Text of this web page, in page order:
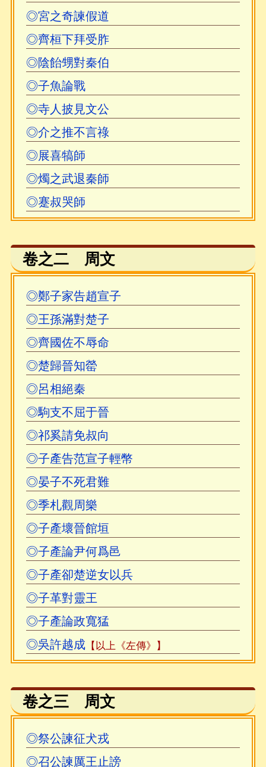
建國後至今，市面版本不下數十，主要版
本有二：一爲中華書局西元1959年繁體堅排
本，此本由文學古籍刊行社於西元1956年排印
出版，後轉由中華書局于西元1959年本重版，
「據映雪堂本斷句，并校正了個別顯著的錯
字」。一爲西元1987年之安平秋點校本，安氏
在西元1959年本之基礎上，用映雪堂本覆核，
且用文富堂本、懷涇堂本、鴻文堂本參校，還
用相關史書、別集做了校勘，改正了原文明顯
的錯誤三百餘處，而且補錄了二吳之《序》与
吳乘權所撰的《例言》。此安氏點校本，實爲
《古文觀止》建国前之版本皆有二吳原
注，建國後除上列二中華本外，多無原注。安
氏點校本《前言》雖謂：「其評注亦有一些謬
誤。」然又謂：「其注釋簡明扼要，準確有
當，即今之古文注本亦多不及。其評語，多有
見地，於史事、人物的評論常常既具識見而又
妥貼，於文章筆法的評析大多得其真髓，發人
於未省。」可見原注之重要。其實原書之精華
大半在原注，既可助今人理解原文，且其於文
章筆法之評析頗爲詳細，多爲今之注者所忽
略。
網上文本，多缺《序》、《例言》及二吳
原注，今幸得黄金兄相助錄入校對至《展喜犒
師》；自《燭之武退秦師》起，至《賈誼論》
止，取自“Neo Du”之個人網站。二人整理之文
本，皆带原注，得之不勝欣喜，故略爲整理上
傳，以飨同好，特此致謝！自《鼂錯論》起，
乃東里山人校對，又錄安平秋《點校說明》
（中華書局西元1987年版），以作學習之用。
按安氏謂《報任少卿書》，与《漢書》、
《昭明文選》相校，異文多逹一百二處。而點
校本僅出校九處，改動一處。其中有「亦欲以
究天地之際」一句，僅出校曰：「『地』，
「人」義長爲是，今據之而改。
◎宮之奇諫假道
◎齊桓下拜受胙
◎陰飴甥對秦伯
◎子魚論戰
◎寺人披見文公
◎介之推不言祿
◎展喜犒師
◎燭之武退秦師
◎蹇叔哭師
卷之二 周文
◎鄭子家告趙宣子
◎王孫滿對楚子
◎齊國佐不辱命
◎楚歸晉知罃
◎呂相絕秦
◎駒支不屈于晉
◎祁奚請免叔向
◎子產告范宣子輕幣
◎晏子不死君難
◎季札觀周樂
◎子產壞晉館垣
◎子產論尹何爲邑
◎子產卻楚逆女以兵
◎子革對靈王
◎子產論政寬猛
◎吳許越成【以上《左傳》】
卷之三 周文
◎祭公諫征犬戎
◎召公諫厲王止謗